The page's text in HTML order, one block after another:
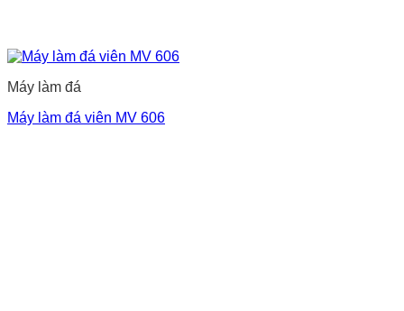
Máy làm đá
Máy làm đá viên MV 606